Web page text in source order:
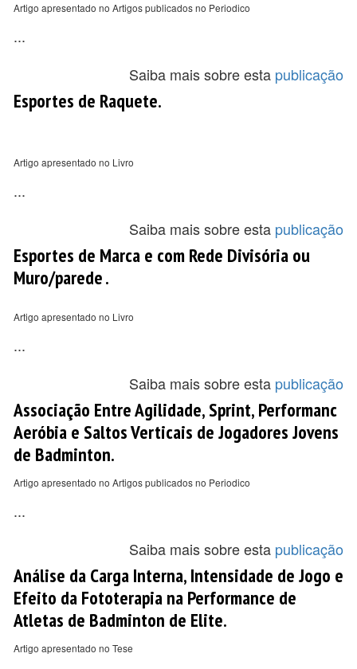
Artigo apresentado no Artigos publicados no Periodico
...
Saiba mais sobre esta publicação
Esportes de Raquete.
Artigo apresentado no Livro
...
Saiba mais sobre esta publicação
Esportes de Marca e com Rede Divisória ou
Muro/parede .
Artigo apresentado no Livro
...
Saiba mais sobre esta publicação
Associação Entre Agilidade, Sprint, Performanc
Aeróbia e Saltos Verticais de Jogadores Jovens
de Badminton.
Artigo apresentado no Artigos publicados no Periodico
...
Saiba mais sobre esta publicação
Análise da Carga Interna, Intensidade de Jogo e
Efeito da Fototerapia na Performance de
Atletas de Badminton de Elite.
Artigo apresentado no Tese